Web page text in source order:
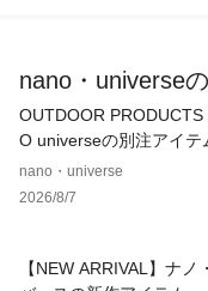
・温かみのある大人カ
■コーディネート
合わせ大人カジュアル
・首元にはストールを
■シリーズ
nano・universe
OUTDOOR PRODUCTS
O universeの別注アイテ
紹介！
nano・universe
2026/8/7
【NEW ARRIVAL】ナノ